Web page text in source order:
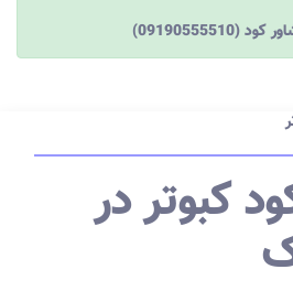
مشاور کود
کبوتر در